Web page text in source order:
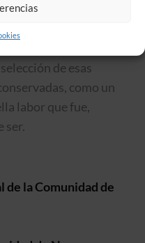
aquellos días, y
el vaivén del tiempo,
de esas
como un
labor que fue,
ser.
la Comunidad de